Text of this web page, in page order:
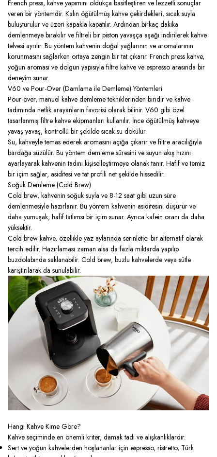
French press, kahve yapımını oldukça basitleştiren ve lezzetli sonuçlar
veren bir yöntemdir. Kalın öğütülmüş kahve çekirdekleri, sıcak suyla
buluşturulur ve üzeri kapakla kapatılır. Ardından birkaç dakika
demlenmeye bırakılır ve filtreli bir piston yavaşça aşağı indirilerek kahve
telvesi ayrılır. Bu yöntem kahvenin doğal yağlarının ve aromalarının
korunmasını sağlarken ortaya zengin bir tat çıkarır. French press kahve,
yoğun aroması ve dolgun yapısıyla filtre kahve ve espresso arasında bir
deneyim sunar.
V60 ve Pour-Over (Damlama ile Demleme) Yöntemleri
Pour-over, manuel kahve demleme tekniklerinden biridir ve kahve
tadımında netlik arayanların favorisi olarak bilinir. V60 gibi özel
tasarlanmış filtre kahve ekipmanları kullanılır. İnce öğütülmüş kahveye
yavaş yavaş, kontrollü bir şekilde sıcak su dökülür.
Su, kahveyle temas ederek aromasını açığa çıkarır ve filtre aracılığıyla
bardağa süzülür. Bu yöntem demleme süresini ve suyun akış hızını
ayarlayarak kahvenin tadını kişiselleştirmeye olanak tanır. Hafif ve temiz
bir içim sağlar, asiditesi ve tat profili net şekilde hissedilir.
Soğuk Demleme (Cold Brew)
Cold brew, kahvenin soğuk suyla ve 8-12 saat gibi uzun süre
demlenmesiyle hazırlanır. Bu yöntem kahvenin asiditesini düşürür ve
daha yumuşak, hafif tatlımsı bir içim sunar. Ayrıca kafein oranı da daha
yüksektir.
Cold brew kahve, özellikle yaz aylarında serinletici bir alternatif olarak
tercih edilir. Hazırlaması zaman alsa da fazla miktarda yapılıp
buzdolabında saklanabilir. Cold brew, buzlu kahvelerde veya sütle
karıştırılarak da sunulabilir.
Hangi Kahve Kime Göre?
Kahve seçiminde en önemli kriter, damak tadı ve alışkanlıklardır.
Sert ve yoğun kahvelerden hoşlananlar için espresso, ristretto, Türk